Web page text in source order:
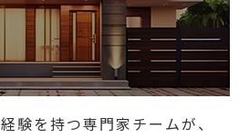
験を持つ専門家チームが、